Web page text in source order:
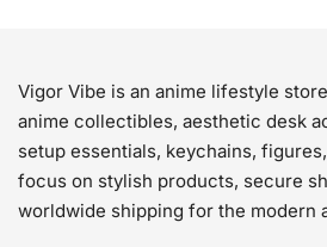
Vigor Vibe is an anime lifestyle
anime collectibles, aesthetic desk
setup essentials, keychains,
focus on stylish products, secure
worldwide shipping for the modern